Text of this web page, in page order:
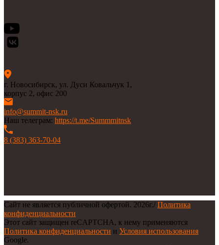
г. Новосибирск, ул. Дуси Ковальчук 1,
корпус 2, офис 200
info@summit-nsk.ru
Наш телеграм: https://t.me/Summmitnsk
8 (383) 363-70-04
Сайт не является публичной офертой. 2026г./ Политика
конфиденциальности
Этот сайт защищен reCAPTCHA, к нему применяются
Политика конфиденциальности и Условия использования
Google.